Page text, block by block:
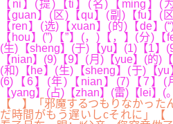
【ni】(提)【ti】(名)【ming】(
【guan】(区)【qu】(副)【fu】(
【ren】(选)【xuan】(的)【de】
【hou】(”)【”】(，)【，】(分)
(生)【sheng】(于)【yu】(1)【1】
【nian】(9)【9】(月)【yue】(的)
(和)【he】(生)【sheng】(于)【yu
(6)【6】(年)【nian】(7)【7】
【yang】(占)【zhan】(雷)【lei】(
【 】「邪魔するつもりなかった
だ時間がもう遅いしcそれに」